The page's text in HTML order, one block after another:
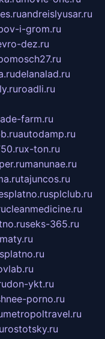
andreislyusar.ru
i-grom.ru
dez.ru
delanalad.ru
roadli.ru
farm.ru
autodamp.ru
x-ton.ru
manunae.ru
tajuncos.ru
splclub.ru
cleanmedicine.ru
seks-365.ru
don-ykt.ru
porno.ru
metropoltravel.ru
rostotsky.ru